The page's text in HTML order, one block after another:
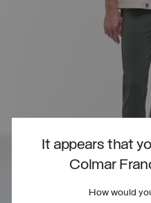
It appears that
Colmar
How would